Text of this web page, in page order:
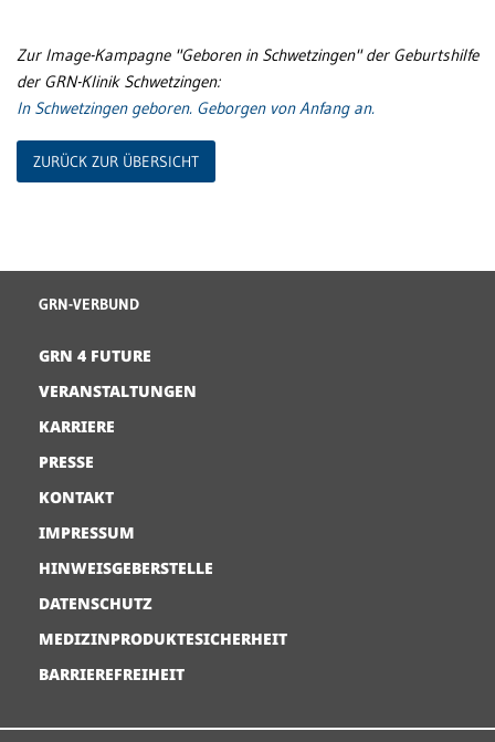
Zur Image-Kampagne "Geboren in Schwetzingen" der Geburtshilfe
der GRN-Klinik Schwetzingen:
In Schwetzingen geboren. Geborgen von Anfang an.
ZURÜCK ZUR ÜBERSICHT
GRN-VERBUND
GRN 4 FUTURE
VERANSTALTUNGEN
KARRIERE
PRESSE
KONTAKT
IMPRESSUM
HINWEISGEBERSTELLE
DATENSCHUTZ
MEDIZINPRODUKTESICHERHEIT
BARRIEREFREIHEIT